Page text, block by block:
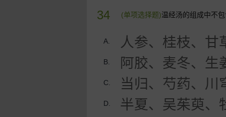
34 (单项选择题)温经汤的组成中不
A. 人参、桂枝、甘
B. 阿胶、麦冬、生
C. 当归、芍药、川
D. 半夏、吴茱萸、